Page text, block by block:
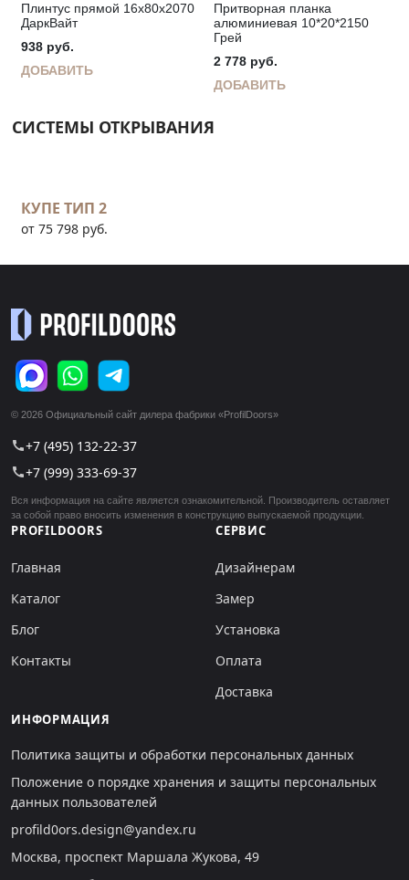
Плинтус прямой 16х80х2070
ДаркВайт
938 руб.
ДОБАВИТЬ
Притворная планка
алюминиевая 10*20*2150
Грей
2 778 руб.
ДОБАВИТЬ
СИСТЕМЫ ОТКРЫВАНИЯ
КУПЕ ТИП 2
от 75 798 руб.
© 2026 Официальный сайт дилера фабрики «ProfilDoors»
call+7 (495) 132-22-37
call+7 (999) 333-69-37
Вся информация на сайте является ознакомительной. Производитель оставляет
за собой право вносить изменения в конструкцию выпускаемой продукции.
PROFILDOORS
Главная
Каталог
Блог
Контакты
СЕРВИС
Дизайнерам
Замер
Установка
Оплата
Доставка
ИНФОРМАЦИЯ
Политика защиты и обработки персональных данных
Положение о порядке хранения и защиты персональных
данных пользователей
profild0ors.design@yandex.ru
Москва, проспект Маршала Жукова, 49